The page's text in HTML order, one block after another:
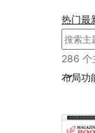
热门最
搜
索
286 个
布局功
微